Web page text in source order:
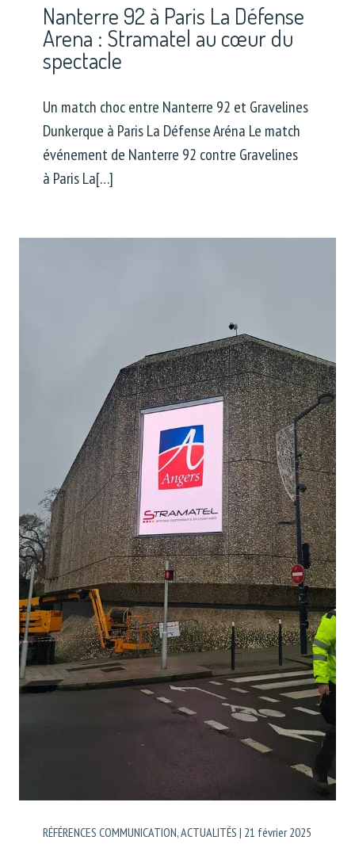
Nanterre 92 à Paris La Défense
Arena : Stramatel au cœur du
spectacle
Un match choc entre Nanterre 92 et Gravelines
Dunkerque à Paris La Défense Aréna Le match
événement de Nanterre 92 contre Gravelines
à Paris La[…]
RÉFÉRENCES COMMUNICATION,ACTUALITÉS | 21 février 2025